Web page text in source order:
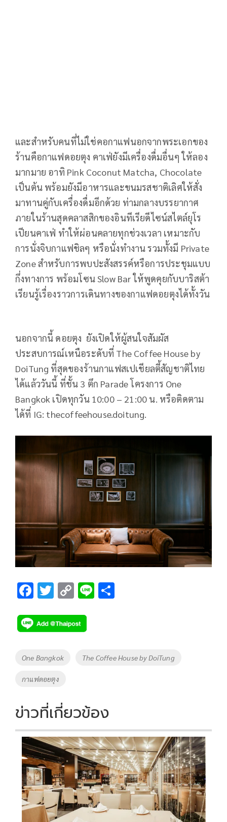
และสำหรับคนที่ไม่ใช่คอกาแฟนอกจากพระเอกของ
ร้านคือกาแฟดอยตุง คาเฟ่ยังมีเครื่องดื่มอื่นๆ ให้ลอง
มากมาย อาทิ Pink Coconut Matcha, Chocolate
เป็นต้น พร้อมยังมีอาหารและขนมรสชาติเลิศให้สั่ง
มาทานคู่กับเครื่องดื่มอีกด้วย ท่ามกลางบรรยากาศ
ภายในร้านสุดคลาสสิกของอินทีเรียดีไซน์สไตล์ยุโร
เปียนคาเฟ่ ทำให้ผ่อนคลายทุกช่วงเวลา เหมาะกับ
การนั่งจิบกาแฟชิลๆ หรือนั่งทำงาน รวมทั้งมี Private
Zone สำหรับการพบปะสังสรรค์หรือการประชุมแบบ
กึ่งทางการ พร้อมโซน Slow Bar ให้พูดคุยกับบาริสต้า
เรียนรู้เรื่องราวการเดินทางของกาแฟดอยตุงได้ทั้งวัน
นอกจากนี้ ดอยตุง ยังเปิดให้ผู้สนใจสัมผัส
ประสบการณ์เหนือระดับที่ The Coffee House by
DoiTung ที่สุดของร้านกาแฟสเปเชียลตี้สัญชาติไทย
ได้แล้ววันนี้ ที่ชั้น 3 ตึก Parade โครงการ One
Bangkok เปิดทุกวัน 10:00 – 21:00 น. หรือติดตาม
ได้ที่ IG: thecoffeehouse.doitung.
F
e
b
o
o
k
T
tt
er
C
p
y
Li
Li
Tags
One Bangkok The Coffee House by DoiTung
กาแฟดอยตุง
ข่าวที่เกี่ยวข้อง